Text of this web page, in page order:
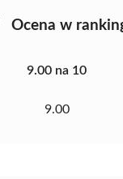
Ocena w
9.00 na 10
9.00